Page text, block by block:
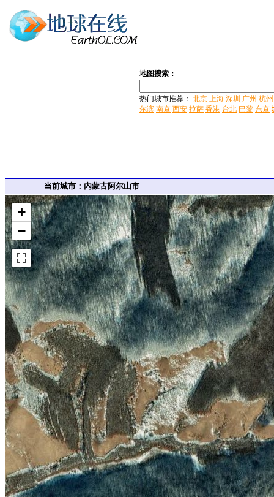
地图搜索：
热门城市推荐： 北京 上海 深圳 广州 杭州
尔滨 南京 西安 拉萨 香港 台北 巴黎 东京
当前城市：内蒙古阿尔山市
+
−